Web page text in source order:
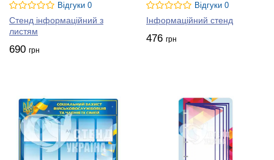
Відгуки 0
Стенд інформаційний з
листям
690 грн
Відгуки 0
Інформаційний стенд
476 грн